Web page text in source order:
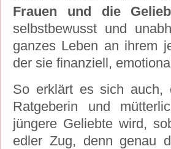
Frauen und die
selbstbewusst und
ganzes Leben an ihrem
der sie finanziell,
So erklärt es sich auch,
Ratgeberin und
jüngere Geliebte wird,
edler Zug, denn genau